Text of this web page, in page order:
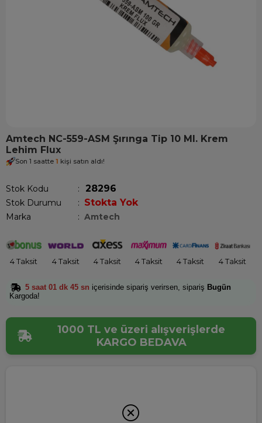
Amtech NC-559-ASM Şırınga Tip 10 Ml. Krem
Lehim Flux
Son 1 saatte 1 kişi satın aldı!
Stok Kodu 28296
Stok Durumu : Stokta Yok
Marka : Amtech
4 Taksit 4 Taksit 4 Taksit 4 Taksit 4 Taksit 4 Taksit
5 saat 01 dk 45 sn içerisinde sipariş verirsen, sipariş Bugün
Kargoda!
1000 TL ve üzeri alışverişlerde
KARGO BEDAVA